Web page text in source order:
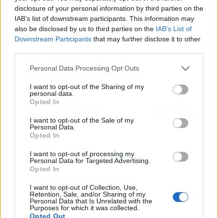
disclosure of your personal information by third parties on the
IAB’s list of downstream participants. This information may
also be disclosed by us to third parties on the IAB’s List of
Downstream Participants that may further disclose it to other
Personal Data Processing Opt Outs
I want to opt-out of the Sharing of my
personal data.
Opted In
I want to opt-out of the Sale of my
Personal Data.
Opted In
I want to opt-out of processing my
Personal Data for Targeted Advertising.
Opted In
I want to opt-out of Collection, Use,
Retention, Sale, and/or Sharing of my
Personal Data that Is Unrelated with the
Purposes for which it was collected.
Opted Out
Artículo anterior
La captación inmobiliaria
y el desarrollo
tecnológico con Goza
pisos reformados y
buscar viviendas sin
'El ADN de papá se
merece un NDA', la
nueva campaña de